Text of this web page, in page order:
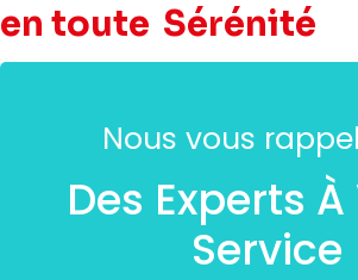
en toute Sérénité
Nous vous
Des Experts
Service